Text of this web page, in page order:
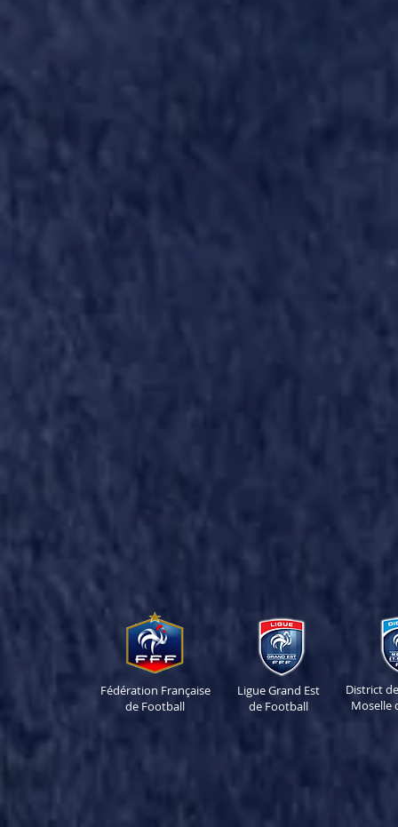
Fédération Française
de Football
Ligue Grand Est
de Football
District
Moselle